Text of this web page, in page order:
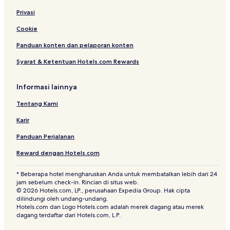
Hotel dekat Maybank Performing Arts Theater
Hotel di East Rembo
Hotel Mewah di Makati
Hotel dengan Pusat Kebugaran di Kawasan Pusat Bisnis
Makati
Kasino di Pasay
Privasi
Cookie
Panduan konten dan pelaporan konten
Syarat & Ketentuan Hotels.com Rewards
Informasi lainnya
Tentang Kami
Karir
Panduan Perjalanan
Reward dengan Hotels.com
* Beberapa hotel mengharuskan Anda untuk membatalkan lebih dari 24
jam sebelum check-in. Rincian di situs web.
© 2026 Hotels.com, LP., perusahaan Expedia Group. Hak cipta
dilindungi oleh undang-undang.
Hotels.com dan Logo Hotels.com adalah merek dagang atau merek
dagang terdaftar dari Hotels.com, L.P.